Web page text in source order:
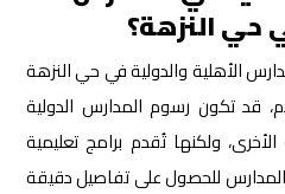
حي النزهة؟
الأهلية والدولية في حي النزهة
قد تكون رسوم المدارس الدولية
ولكنها تُقدم برامج تعليمية
للحصول على تفاصيل دقيقة